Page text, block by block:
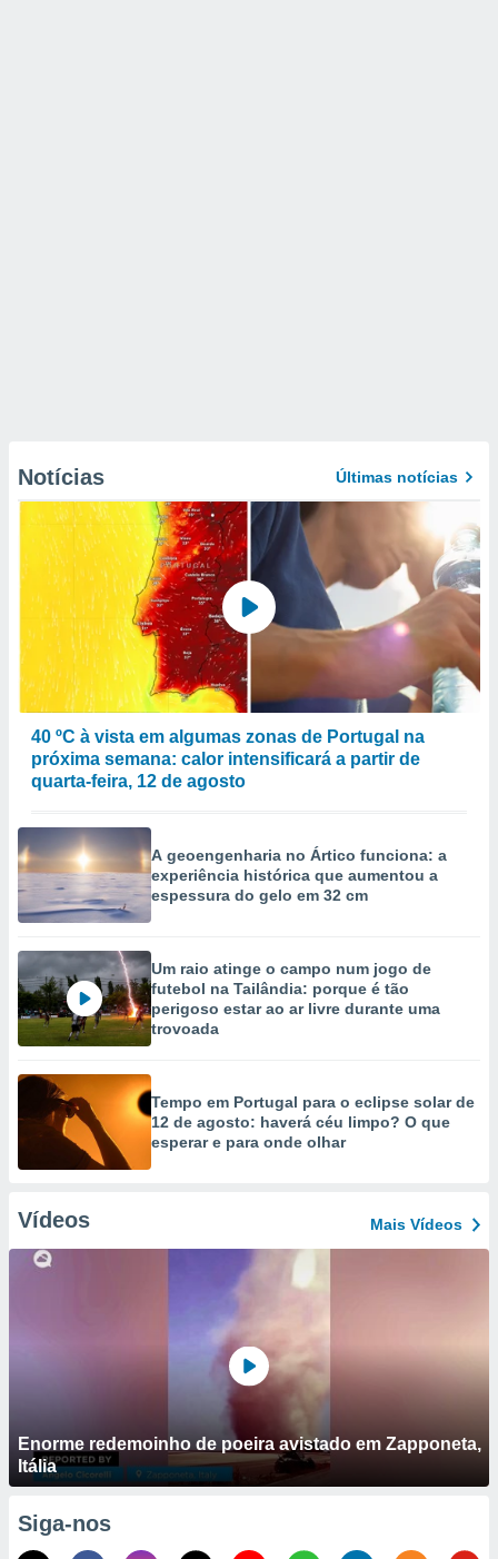
Notícias Últimas notícias
40 ºC à vista em algumas zonas de Portugal na
próxima semana: calor intensificará a partir de
quarta-feira, 12 de agosto
A geoengenharia no Ártico funciona: a
experiência histórica que aumentou a
espessura do gelo em 32 cm
Um raio atinge o campo num jogo de
futebol na Tailândia: porque é tão
perigoso estar ao ar livre durante uma
trovoada
Tempo em Portugal para o eclipse solar de
12 de agosto: haverá céu limpo? O que
esperar e para onde olhar
Vídeos Mais Vídeos
Enorme redemoinho de poeira avistado em Zapponeta,
Itália
Siga-nos